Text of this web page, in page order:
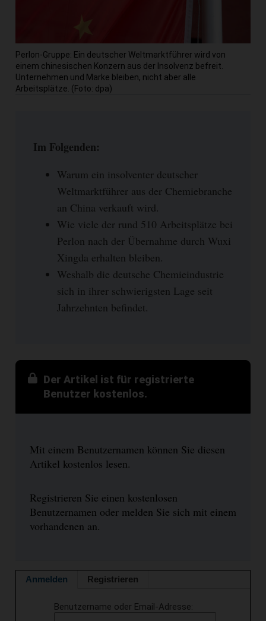
Perlon-Gruppe: Ein deutscher Weltmarktführer wird von
einem chinesischen Konzern aus der Insolvenz befreit.
Unternehmen und Marke bleiben, nicht aber alle
Arbeitsplätze. (Foto: dpa)
Im Folgenden:
Warum ein insolventer deutscher
Weltmarktführer aus der Chemiebranche
an China verkauft wird.
Wie viele der rund 510 Arbeitsplätze bei
Perlon nach der Übernahme durch Wuxi
Xingda erhalten bleiben.
Weshalb die deutsche Chemieindustrie
sich in ihrer schwierigsten Lage seit
Jahrzehnten befindet.
Der Artikel ist für registrierte
Benutzer kostenlos.
Mit einem Benutzernamen können Sie diesen
Artikel kostenlos lesen.
Registrieren Sie einen kostenlosen
Benutzernamen oder melden Sie sich mit einem
vorhandenen an.
Anmelden Registrieren
Benutzername oder Email-Adresse